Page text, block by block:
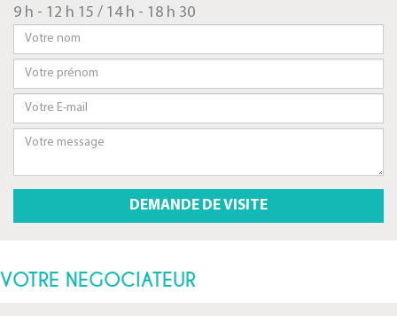
9 h - 12 h 15 / 14 h - 18 h 30
VOTRE NEGOCIATEUR